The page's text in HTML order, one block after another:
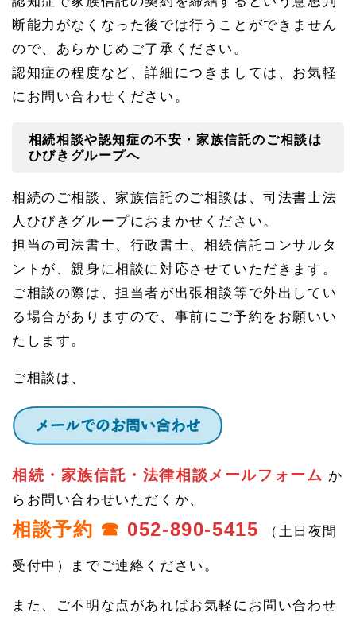
断能力がなくなった後では行うことができません
ので、あらかじめご了承ください。
認知症の程度など、詳細につきましては、お気軽
にお問い合わせください。
相続相談や認知症の不安・家族信託のご相談は
ひびきグループへ
相続のご相談、家族信託のご相談は、司法書士法
人ひびきグループにおまかせください。
担当の司法書士、行政書士、相続信託コンサルタ
ントが、親身に相談に対応させていただきます。
ご相談の際は、担当者が出張相談等で外出してい
る場合がありますので、事前にご予約をお願いい
たします。
ご相談は、
相続・家族信託・法律相談メールフォーム か
らお問い合わせいただくか、
相談予約 ☎ 052-890-5415 （土日夜間
受付中）までご連絡ください。
また、ご不明な点があればお気軽にお問い合わせ